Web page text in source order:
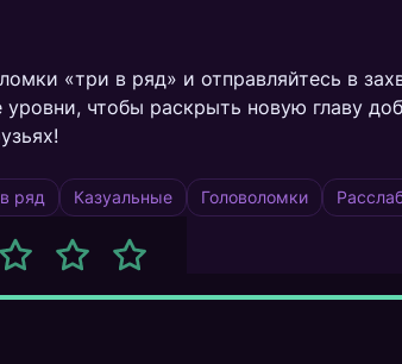
«три в ряд» и отправляйтесь в
чтобы раскрыть новую главу
ряд Казуальные Головоломки